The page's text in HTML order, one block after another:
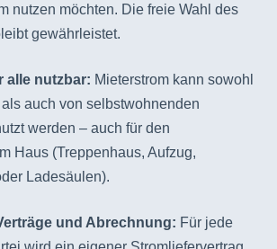
nutzen möchten. Die freie Wahl des
gewährleistet.
alle nutzbar: Mieterstrom kann sowohl
auch von selbstwohnenden
werden – auch für den
Haus (Treppenhaus, Aufzug,
Ladesäulen).
und Abrechnung: Für jede